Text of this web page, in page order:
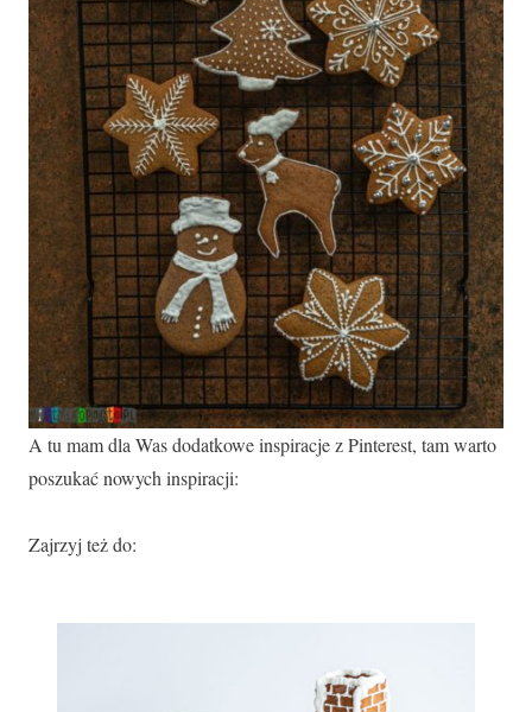
A tu mam dla Was dodatkowe inspiracje z Pinterest, tam warto
poszukać nowych inspiracji:
Zajrzyj też do: